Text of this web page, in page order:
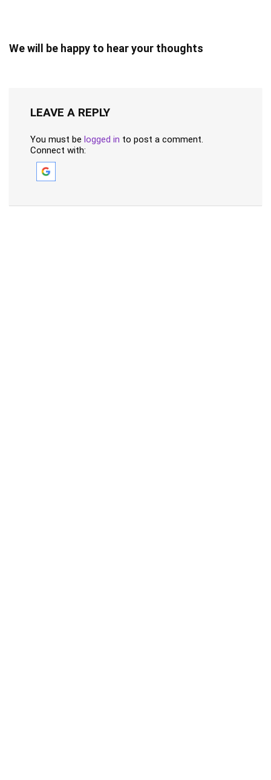
We will be happy to hear your thoughts
LEAVE A REPLY
You must be logged in to post a comment.
Connect with: